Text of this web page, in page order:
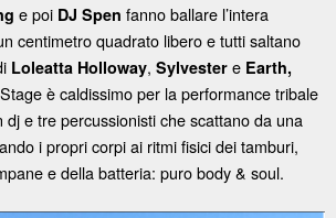
e poi DJ Spen fanno ballare l’intera
centimetro quadrato libero e tutti saltano
Loleatta Holloway, Sylvester e Earth,
è caldissimo per la performance tribale
dj e tre percussionisti che scattano da una
i propri corpi ai ritmi fisici dei tamburi,
e della batteria: puro body & soul.